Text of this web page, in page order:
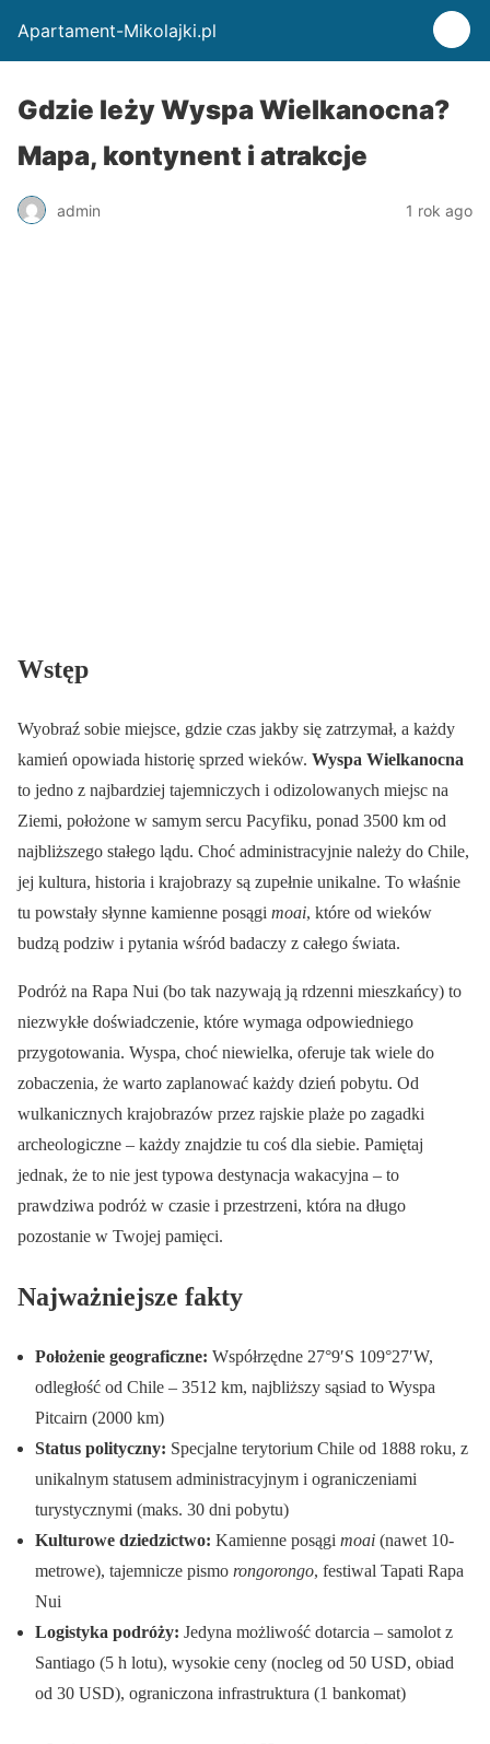
Apartament-Mikolajki.pl
Gdzie leży Wyspa Wielkanocna?
Mapa, kontynent i atrakcje
admin 1 rok ago
Wstęp
Wyobraź sobie miejsce, gdzie czas jakby się zatrzymał, a każdy
kamień opowiada historię sprzed wieków. Wyspa Wielkanocna
to jedno z najbardziej tajemniczych i odizolowanych miejsc na
Ziemi, położone w samym sercu Pacyfiku, ponad 3500 km od
najbliższego stałego lądu. Choć administracyjnie należy do Chile,
jej kultura, historia i krajobrazy są zupełnie unikalne. To właśnie
tu powstały słynne kamienne posągi moai, które od wieków
budzą podziw i pytania wśród badaczy z całego świata.
Podróż na Rapa Nui (bo tak nazywają ją rdzenni mieszkańcy) to
niezwykłe doświadczenie, które wymaga odpowiedniego
przygotowania. Wyspa, choć niewielka, oferuje tak wiele do
zobaczenia, że warto zaplanować każdy dzień pobytu. Od
wulkanicznych krajobrazów przez rajskie plaże po zagadki
archeologiczne – każdy znajdzie tu coś dla siebie. Pamiętaj
jednak, że to nie jest typowa destynacja wakacyjna – to
prawdziwa podróż w czasie i przestrzeni, która na długo
pozostanie w Twojej pamięci.
Najważniejsze fakty
Położenie geograficzne: Współrzędne 27°9′S 109°27′W,
odległość od Chile – 3512 km, najbliższy sąsiad to Wyspa
Pitcairn (2000 km)
Status polityczny: Specjalne terytorium Chile od 1888 roku, z
unikalnym statusem administracyjnym i ograniczeniami
turystycznymi (maks. 30 dni pobytu)
Kulturowe dziedzictwo: Kamienne posągi moai (nawet 10-
metrowe), tajemnicze pismo rongorongo, festiwal Tapati Rapa
Nui
Logistyka podróży: Jedyna możliwość dotarcia – samolot z
Santiago (5 h lotu), wysokie ceny (nocleg od 50 USD, obiad
od 30 USD), ograniczona infrastruktura (1 bankomat)